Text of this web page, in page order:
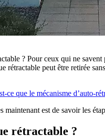
? Pour ceux qui ne
rétractable peut être retirée
ce que le mécanisme d’auto-
maintenant est de savoir les
rétractable ?